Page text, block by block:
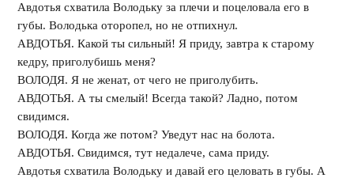
Авдотья схватила Володьку за плечи и поцеловала его в
губы. Володька оторопел, но не отпихнул.
АВДОТЬЯ. Какой ты сильный! Я приду, завтра к старому
кедру, приголубишь меня?
ВОЛОДЯ. Я не женат, от чего не приголубить.
АВДОТЬЯ. А ты смелый! Всегда такой? Ладно, потом
свидимся.
ВОЛОДЯ. Когда же потом? Уведут нас на болота.
АВДОТЬЯ. Свидимся, тут недалече, сама приду.
Авдотья схватила Володьку и давай его целовать в губы. А